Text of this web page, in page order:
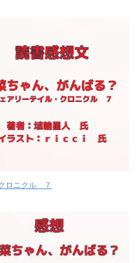
ロニクル ７